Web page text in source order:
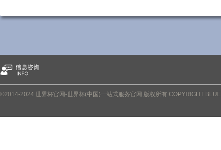
©2014-2024 世界杯官网-世界杯(中国)一站式服务官网 版权所有 COPYRIGHT